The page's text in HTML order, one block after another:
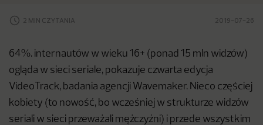
2 MIN CZYTANIA 2019-07-26
64%. internautów w wieku 16+ (ponad 15 mln widzów)
ogląda w sieci seriale, pokazuje czwarta edycja
VideoTrack, badania agencji Wavemaker. Nieco częściej
kobiety (to nowość, bo wcześniej w strukturze widzów
seriali w sieci przeważali mężczyźni) i przede wszystkim